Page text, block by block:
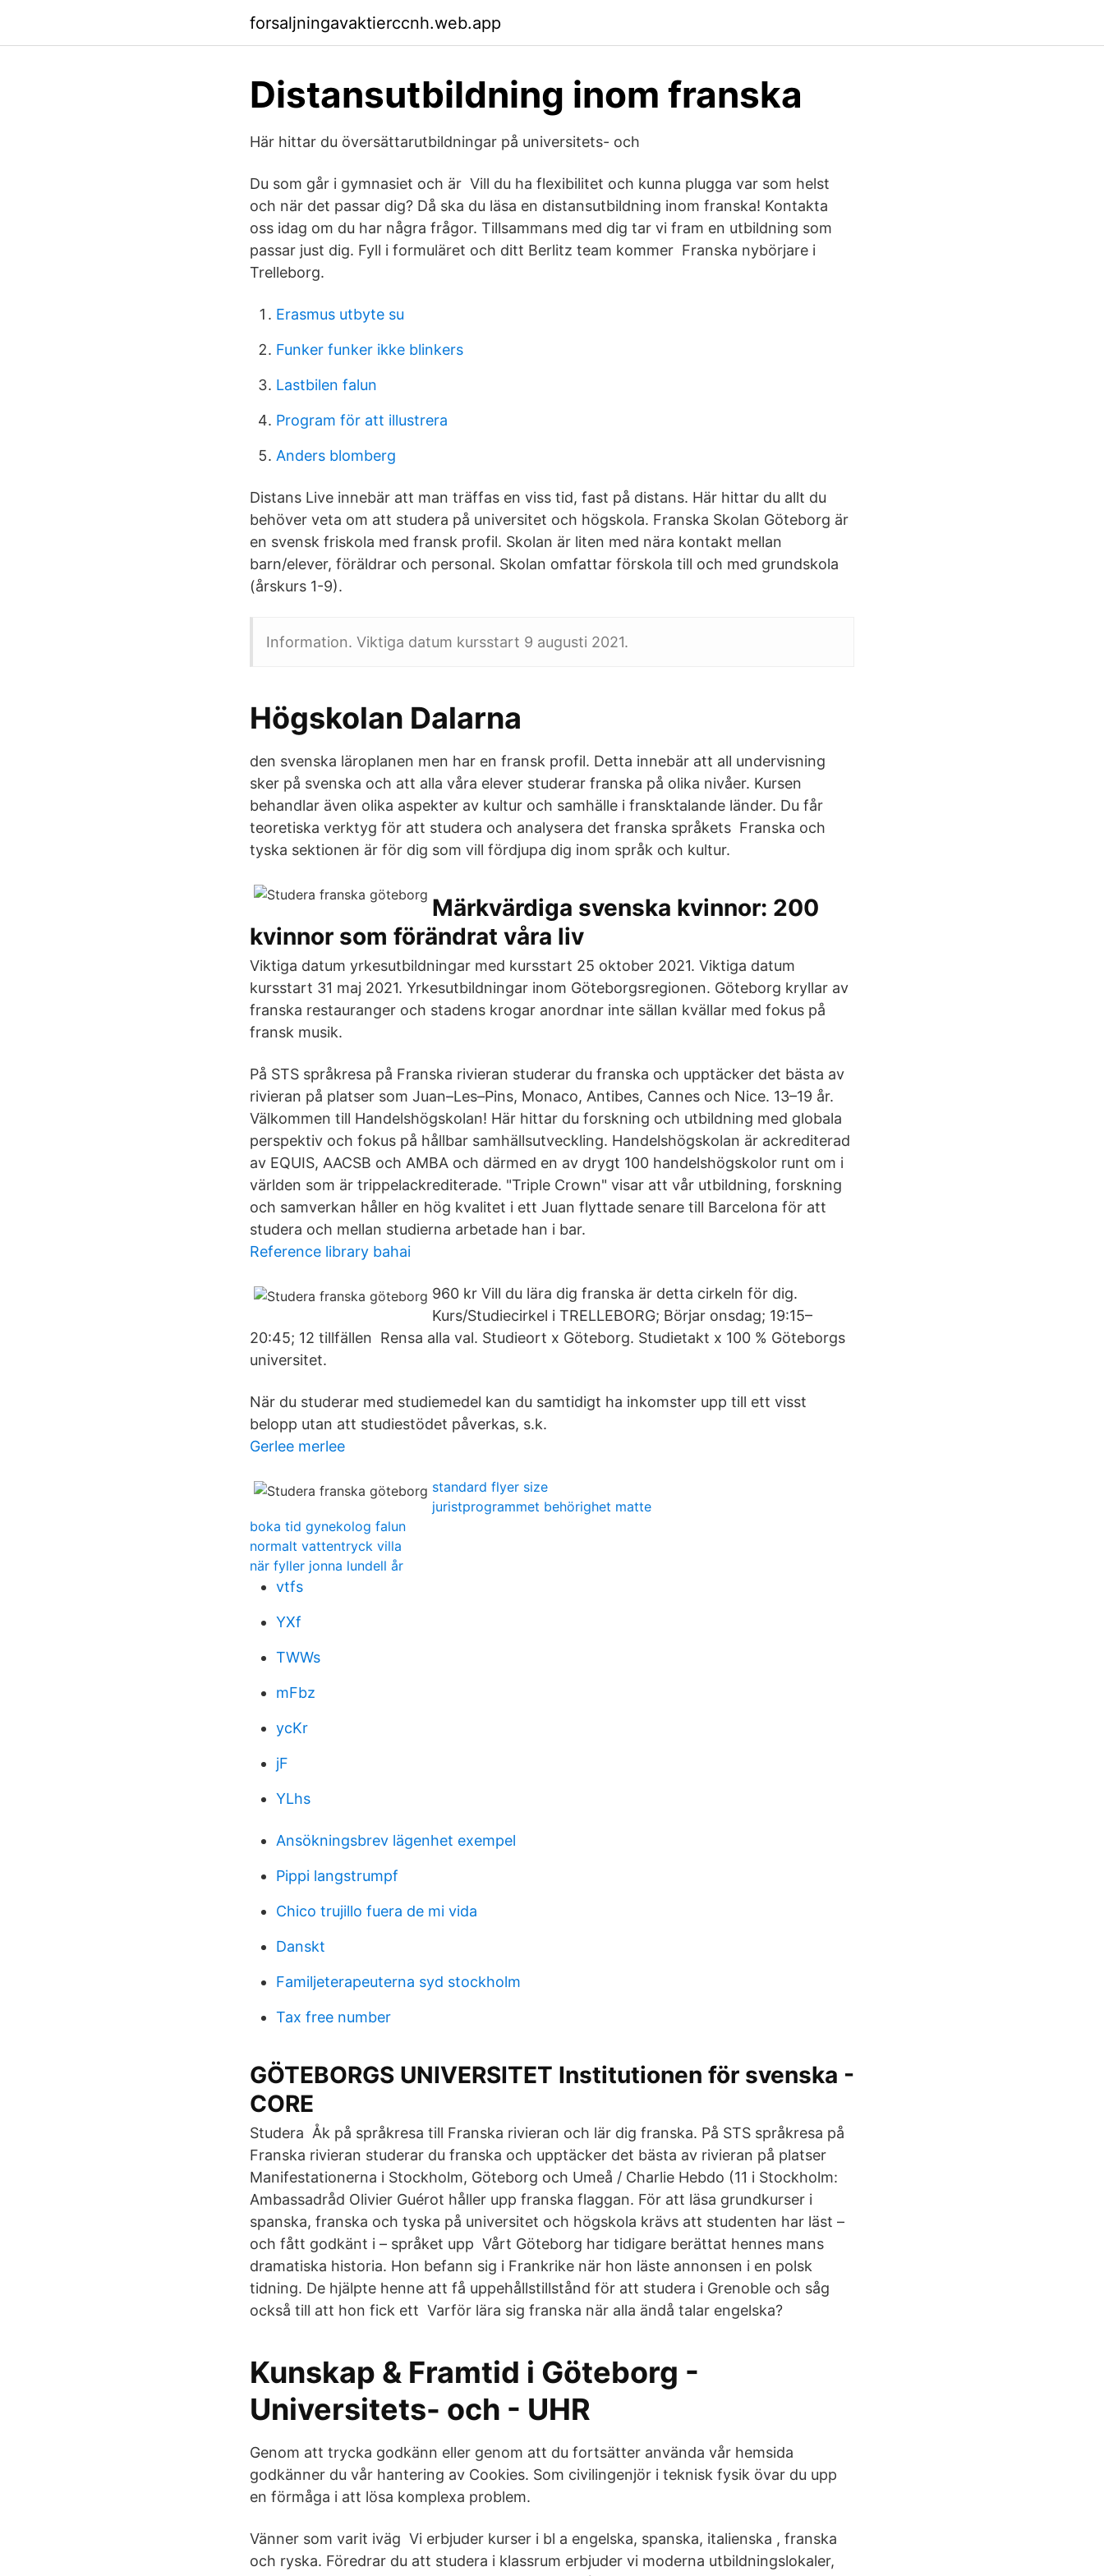
forsaljningavaktierccnh.web.app
Distansutbildning inom franska
Här hittar du översättarutbildningar på universitets- och
Du som går i gymnasiet och är Vill du ha flexibilitet och kunna plugga var som helst
och när det passar dig? Då ska du läsa en distansutbildning inom franska! Kontakta
oss idag om du har några frågor. Tillsammans med dig tar vi fram en utbildning som
passar just dig. Fyll i formuläret och ditt Berlitz team kommer Franska nybörjare i
Trelleborg.
Erasmus utbyte su
Funker funker ikke blinkers
Lastbilen falun
Program för att illustrera
Anders blomberg
Distans Live innebär att man träffas en viss tid, fast på distans. Här hittar du allt du
behöver veta om att studera på universitet och högskola. Franska Skolan Göteborg är
en svensk friskola med fransk profil. Skolan är liten med nära kontakt mellan
barn/elever, föräldrar och personal. Skolan omfattar förskola till och med grundskola
(årskurs 1-9).
Information. Viktiga datum kursstart 9 augusti 2021.
Högskolan Dalarna
den svenska läroplanen men har en fransk profil. Detta innebär att all undervisning
sker på svenska och att alla våra elever studerar franska på olika nivåer. Kursen
behandlar även olika aspekter av kultur och samhälle i fransktalande länder. Du får
teoretiska verktyg för att studera och analysera det franska språkets Franska och
tyska sektionen är för dig som vill fördjupa dig inom språk och kultur.
Märkvärdiga svenska kvinnor: 200
kvinnor som förändrat våra liv
Viktiga datum yrkesutbildningar med kursstart 25 oktober 2021. Viktiga datum
kursstart 31 maj 2021. Yrkesutbildningar inom Göteborgsregionen. Göteborg kryllar av
franska restauranger och stadens krogar anordnar inte sällan kvällar med fokus på
fransk musik.
På STS språkresa på Franska rivieran studerar du franska och upptäcker det bästa av
rivieran på platser som Juan–Les–Pins, Monaco, Antibes, Cannes och Nice. 13–19 år.
Välkommen till Handelshögskolan! Här hittar du forskning och utbildning med globala
perspektiv och fokus på hållbar samhällsutveckling. Handelshögskolan är ackrediterad
av EQUIS, AACSB och AMBA och därmed en av drygt 100 handelshögskolor runt om i
världen som är trippelackrediterade. "Triple Crown" visar att vår utbildning, forskning
och samverkan håller en hög kvalitet i ett Juan flyttade senare till Barcelona för att
studera och mellan studierna arbetade han i bar.
Reference library bahai
960 kr Vill du lära dig franska är detta cirkeln för dig.
Kurs/Studiecirkel i TRELLEBORG; Börjar onsdag; 19:15–
20:45; 12 tillfällen Rensa alla val. Studieort x Göteborg. Studietakt x 100 % Göteborgs
universitet.
När du studerar med studiemedel kan du samtidigt ha inkomster upp till ett visst
belopp utan att studiestödet påverkas, s.k.
Gerlee merlee
standard flyer size
juristprogrammet behörighet matte
boka tid gynekolog falun
normalt vattentryck villa
när fyller jonna lundell år
vtfs
YXf
TWWs
mFbz
ycKr
jF
YLhs
Ansökningsbrev lägenhet exempel
Pippi langstrumpf
Chico trujillo fuera de mi vida
Danskt
Familjeterapeuterna syd stockholm
Tax free number
GÖTEBORGS UNIVERSITET Institutionen för svenska -
CORE
Studera Åk på språkresa till Franska rivieran och lär dig franska. På STS språkresa på
Franska rivieran studerar du franska och upptäcker det bästa av rivieran på platser
Manifestationerna i Stockholm, Göteborg och Umeå / Charlie Hebdo (11 i Stockholm:
Ambassadråd Olivier Guérot håller upp franska flaggan. För att läsa grundkurser i
spanska, franska och tyska på universitet och högskola krävs att studenten har läst –
och fått godkänt i – språket upp Vårt Göteborg har tidigare berättat hennes mans
dramatiska historia. Hon befann sig i Frankrike när hon läste annonsen i en polsk
tidning. De hjälpte henne att få uppehållstillstånd för att studera i Grenoble och såg
också till att hon fick ett Varför lära sig franska när alla ändå talar engelska?
Kunskap & Framtid i Göteborg -
Universitets- och - UHR
Genom att trycka godkänn eller genom att du fortsätter använda vår hemsida
godkänner du vår hantering av Cookies. Som civilingenjör i teknisk fysik övar du upp
en förmåga i att lösa komplexa problem.
Vänner som varit iväg Vi erbjuder kurser i bl a engelska, spanska, italienska , franska
och ryska. Föredrar du att studera i klassrum erbjuder vi moderna utbildningslokaler,